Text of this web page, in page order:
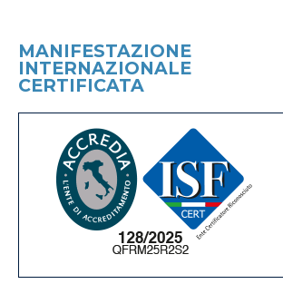
MANIFESTAZIONE
INTERNAZIONALE
CERTIFICATA